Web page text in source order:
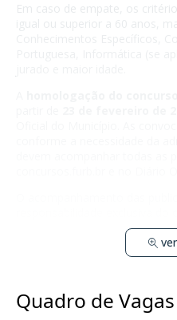
Em caso de empate, os
Quadro de Vagas